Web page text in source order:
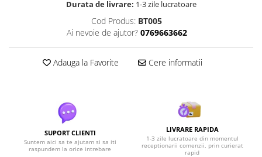
Durata de livrare: 1-3 zile lucratoare
Cod Produs: BT005
Ai nevoie de ajutor? 0769663662
Adauga la Favorite Cere informatii
SUPORT CLIENTI
Suntem aici sa te ajutam si sa iti
raspundem la orice intrebare
LIVRARE RAPIDA
1-3 zile lucratoare din momentul
receptionarii comenzii, prin curierat
rapid